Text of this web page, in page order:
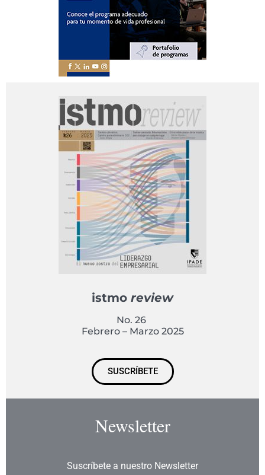
istmo review
No. 26
Febrero – Marzo 2025
SUSCRÍBETE
Newsletter
Suscríbete a nuestro Newsletter